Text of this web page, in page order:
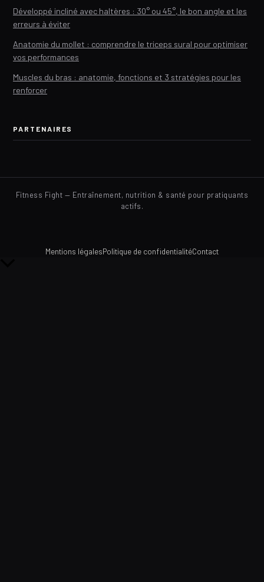
Développé incliné avec haltères : 30° ou 45°, le bon angle et les
erreurs à éviter
Anatomie du mollet : comprendre le triceps sural pour optimiser
vos performances
Muscles du bras : anatomie, fonctions et 3 stratégies pour les
renforcer
PARTENAIRES
Fitness Fight — Entraînement, nutrition & santé pour pratiquants
actifs.
Mentions légalesPolitique de confidentialitéContact